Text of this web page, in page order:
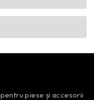
piese și accesorii